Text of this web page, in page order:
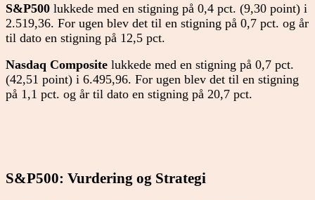
S&P500 lukkede med en stigning på 0,4 pct. (9,30 point) i
2.519,36. For ugen blev det til en stigning på 0,7 pct. og år
til dato en stigning på 12,5 pct.
Nasdaq Composite lukkede med en stigning på 0,7 pct.
(42,51 point) i 6.495,96. For ugen blev det til en stigning
på 1,1 pct. og år til dato en stigning på 20,7 pct.
S&P500: Vurdering og Strategi